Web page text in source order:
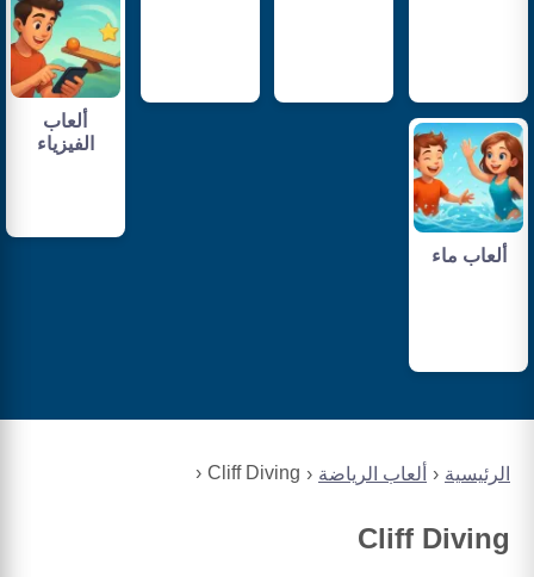
الرئيسية ألعاب الرياضة Cliff Diving
Cliff Diving
ألعاب
الفيزياء
ألعاب ماء